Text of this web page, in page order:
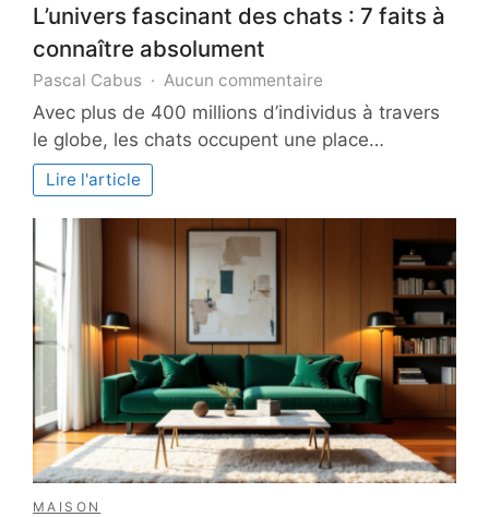
L’univers fascinant des chats : 7 faits à
connaître absolument
Pascal Cabus Aucun commentaire
L’univers
fascinant
des
7
connaître
absolument
Avec plus de 400 millions d’individus à travers
le globe, les chats occupent une place…
Lire l'article
MAISON